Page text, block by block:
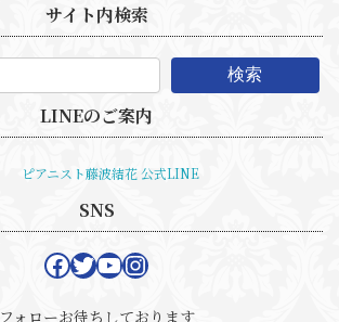
サイト内検索
検索
LINEのご案内
ピアニスト藤波結花 公式LINE
SNS
Facebook
Twitter
YouTube
Instagram
フォローお待ちしております